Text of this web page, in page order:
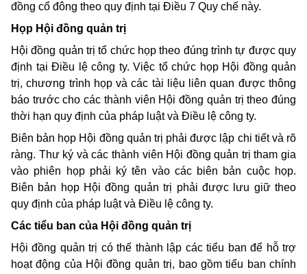
đồng cổ đông theo quy định tại Điều 7 Quy chế này.
Họp Hội đồng quản trị
Hội đồng quản trị tổ chức họp theo đúng trình tự được quy
định tại Điều lệ công ty. Việc tổ chức họp Hội đồng quản
trị, chương trình họp và các tài liệu liên quan được thông
báo trước cho các thành viên Hội đồng quản trị theo đúng
thời hạn quy định của pháp luật và Điều lệ công ty.
Biên bản họp Hội đồng quản trị phải được lập chi tiết và rõ
ràng. Thư ký và các thành viên Hội đồng quản trị tham gia
vào phiên họp phải ký tên vào các biên bản cuộc họp.
Biên bản họp Hội đồng quản trị phải được lưu giữ theo
quy định của pháp luật và Điều lệ công ty.
Các tiểu ban của Hội đồng quản trị
Hội đồng quản trị có thể thành lập các tiểu ban để hỗ trợ
hoạt động của Hội đồng quản trị, bao gồm tiểu ban chính